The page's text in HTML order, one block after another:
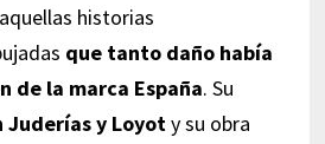
historias
que tanto daño había
de la marca España. Su
Juderías y Loyoty su obra